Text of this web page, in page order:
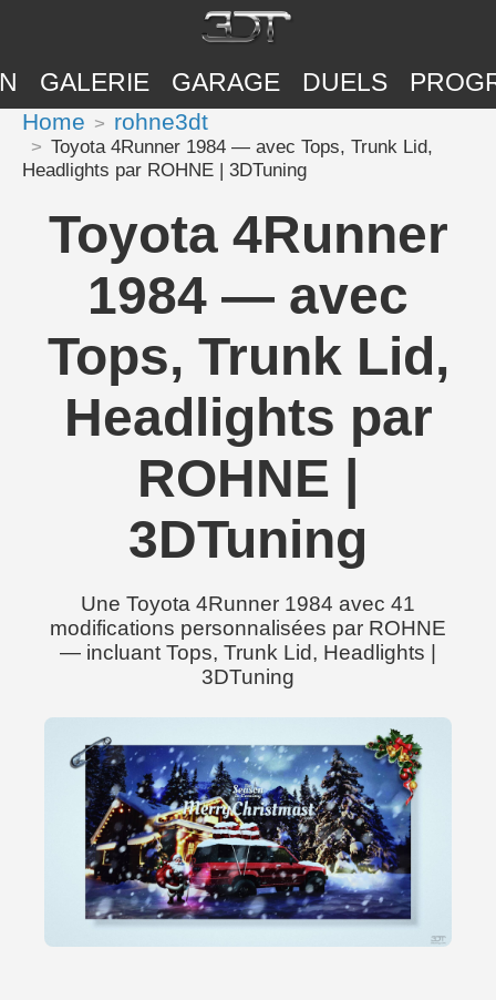
GALERIE GARAGE DUELS
Home rohne3dt
Toyota 4Runner 1984 — avec Tops, Trunk Lid,
Headlights par ROHNE | 3DTuning
Toyota 4Runner
1984 — avec
Tops, Trunk Lid,
Headlights par
ROHNE |
3DTuning
Une Toyota 4Runner 1984 avec 41
modifications personnalisées par ROHNE
— incluant Tops, Trunk Lid, Headlights |
3DTuning